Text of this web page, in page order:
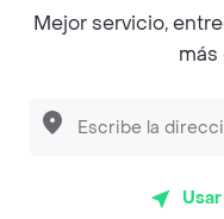
Descubre las
©2026
Mejor servicio,